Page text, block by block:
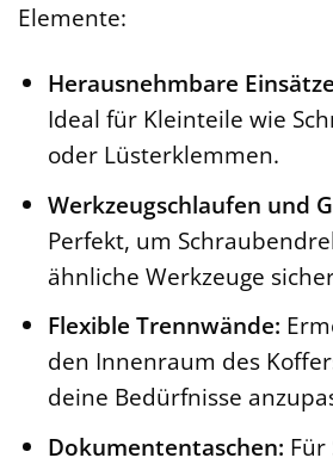
Elemente:
Herausnehmbare
Ideal für Kleinteile wie
oder Lüsterklemmen.
Werkzeugschlaufen und
Perfekt, um
ähnliche Werkzeuge
Flexible Trennwände:
den Innenraum des
deine Bedürfnisse
Dokumententaschen: Für